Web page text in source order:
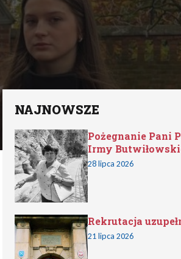
NAJNOWSZE
Pożegnanie Pani
Irmy
28 lipca 2026
Rekrutacja
21 lipca 2026